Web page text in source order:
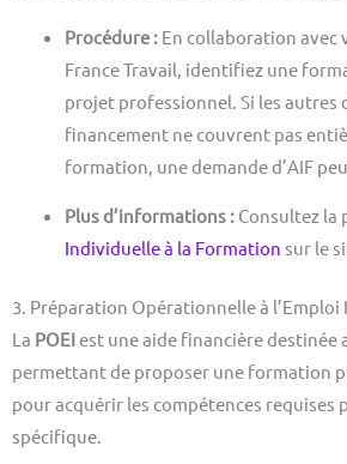
Procédure : En collaboration avec
France Travail, identifiez une
projet professionnel. Si les autres
financement ne couvrent pas
formation, une demande d’AIF
Plus d’informations : Consultez la
Individuelle à la Formation sur le
3. Préparation Opérationnelle à l’Emploi
La POEIest une aide financière destinée
permettant de proposer une formation
pour acquérir les compétences requises
spécifique.